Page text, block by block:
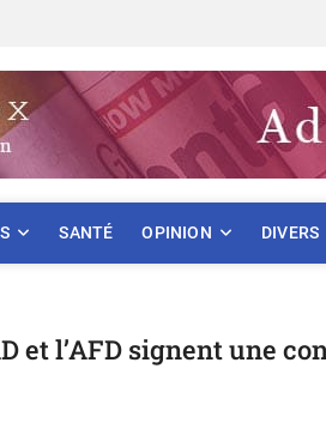
SANTÉ OPINION DIVERS
et l’AFD signent une